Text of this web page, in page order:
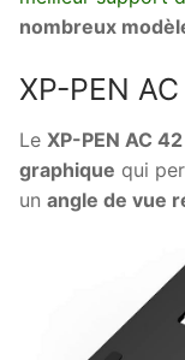
nombreux
XP-PEN
Le XP-PEN AC 42
graphique qui
un angle de vue